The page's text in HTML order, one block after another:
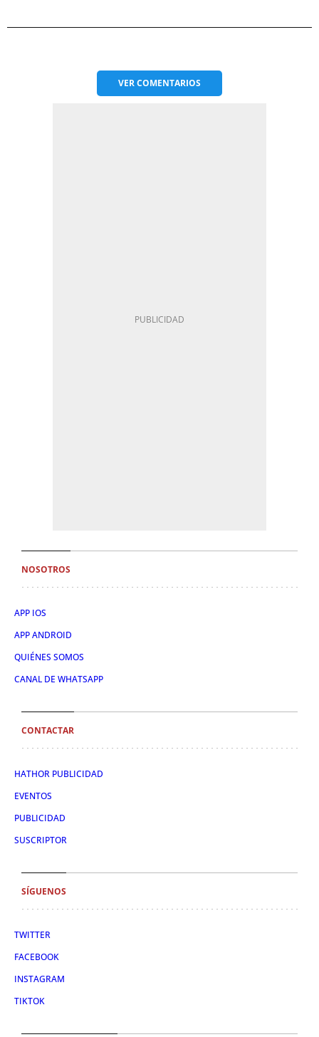
VERCOMENTARIOS
NOSOTROS
APP IOS
APP ANDROID
QUIÉNES SOMOS
CANAL DE WHATSAPP
CONTACTAR
HATHOR PUBLICIDAD
EVENTOS
PUBLICIDAD
SUSCRIPTOR
SÍGUENOS
TWITTER
FACEBOOK
INSTAGRAM
TIKTOK